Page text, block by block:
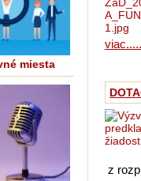
z
miesta